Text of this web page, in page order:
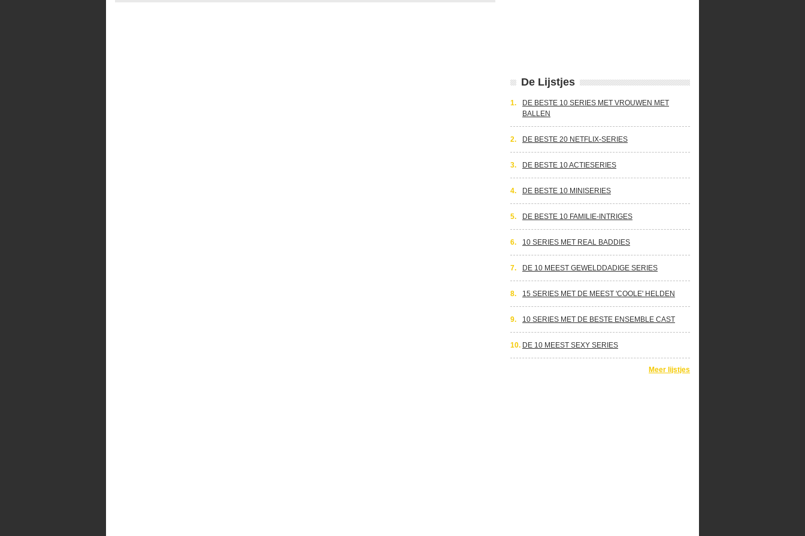
De Lijstjes
1.
DE BESTE 10 SERIES MET VROUWEN MET
BALLEN
2. DE BESTE 20 NETFLIX-SERIES
3. DE BESTE 10 ACTIESERIES
4. DE BESTE 10 MINISERIES
5. DE BESTE 10 FAMILIE-INTRIGES
6. 10 SERIES MET REAL BADDIES
7. DE 10 MEEST GEWELDDADIGE SERIES
8. 15 SERIES MET DE MEEST 'COOLE' HELDEN
9. 10 SERIES MET DE BESTE ENSEMBLE CAST
10. DE 10 MEEST SEXY SERIES
Meer lijstjes